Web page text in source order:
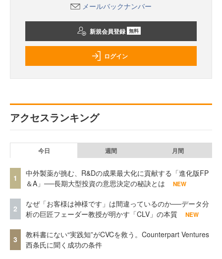
メールバックナンバー
新規会員登録 無料
ログイン
アクセスランキング
今日 週間 月間
1
中外製薬が挑む、R&Dの成果最大化に貢献する「進化版FP
＆A」──長期大型投資の意思決定の秘訣とは
NEW
2
なぜ「お客様は神様です」は間違っているのか──データ分
析の巨匠フェーダー教授が明かす「CLV」の本質
NEW
3
教科書にない“実践知”がCVCを救う。Counterpart Ventures
西条氏に聞く成功の条件